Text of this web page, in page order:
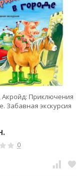
Акройд: Приключения
Забавная экскурсия
0